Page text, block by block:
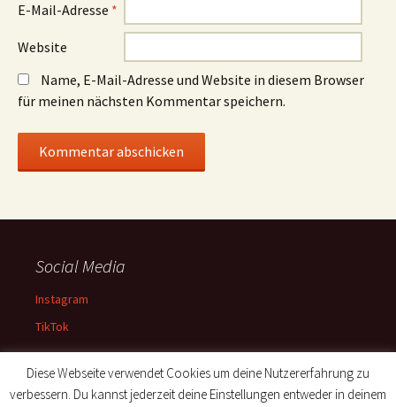
E-Mail-Adresse *
Website
Name, E-Mail-Adresse und Website in diesem Browser
für meinen nächsten Kommentar speichern.
Social Media
Instagram
TikTok
Diese Webseite verwendet Cookies um deine Nutzererfahrung zu
verbessern. Du kannst jederzeit deine Einstellungen entweder in deinem